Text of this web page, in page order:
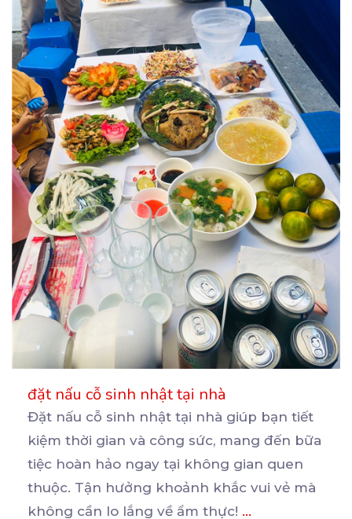
đặt nấu cỗ sinh nhật tại nhà
Đặt nấu cỗ sinh nhật tại nhà giúp bạn tiết
kiệm thời gian và công sức, mang đến bữa
tiệc hoàn hảo ngay tại không gian quen
thuộc. Tận hưởng khoảnh khắc vui vẻ mà
không cần lo lắng về ẩm thực! ...